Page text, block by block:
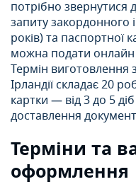
потрібно звернутися
запиту закордонного
років) та паспортної
можна подати онлайн
Термін виготовлення
Ірландії складає 20
картки — від 3 до 5
доставлення
Терміни та
оформлення